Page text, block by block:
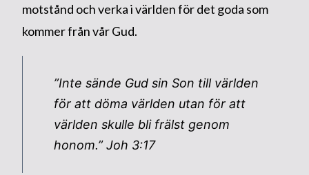
motstånd och verka i världen för det goda som
kommer från vår Gud.
”Inte sände Gud sin Son till världen
för att döma världen utan för att
världen skulle bli frälst genom
honom.”Joh 3:17